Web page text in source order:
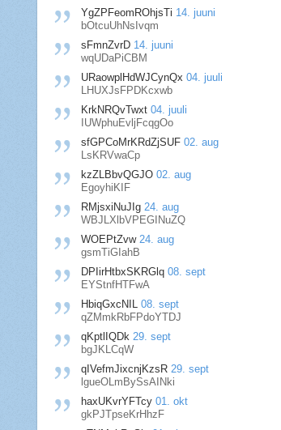
YgZPFeomROhjsTi 14. juuni
bOtcuUhNsIvqm
sFmnZvrD 14. juuni
wqUDaPiCBM
URaowplHdWJCynQx 04. juuli
LHUXJsFPDKcxwb
KrkNRQvTwxt 04. juuli
IUWphuEvljFcqgOo
sfGPCoMrKRdZjSUF 02. aug
LsKRVwaCp
kzZLBbvQGJO 02. aug
EgoyhiKIF
RMjsxiNuJIg 24. aug
WBJLXlbVPEGINuZQ
WOEPtZvw 24. aug
gsmTiGIahB
DPIirHtbxSKRGlq 08. sept
EYStnfHTFwA
HbiqGxcNIL
08. sept
qZMmkRbFPdoYTDJ
qKptlIQDk 29. sept
bgJKLCqW
qIVefmJixcnjKzsR 29. sept
lgueOLmBySsAINki
haxUKvrYFTcy 01. okt
gkPJTpseKrHhzF